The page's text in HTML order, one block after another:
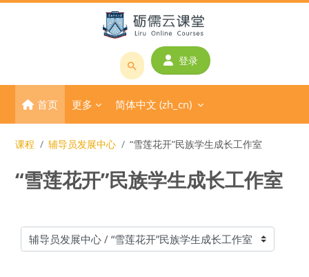
搜
课
程
或
师
登录
首页 更多 简体中文 ‎(zh_cn)‎
课程 辅导员发展中心 “雪莲花开”民族学生成长工作室
“雪莲花开”民族学生成长工作室
课程类别